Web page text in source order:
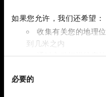
如果您允许，我们还希望：
收集有关您的地理
到几米之内
通过主动扫描特定
查找有关您的
并设置您的首选项。您可随
必要的
我想要报告一个画面
拍照模式
辅助选项功能